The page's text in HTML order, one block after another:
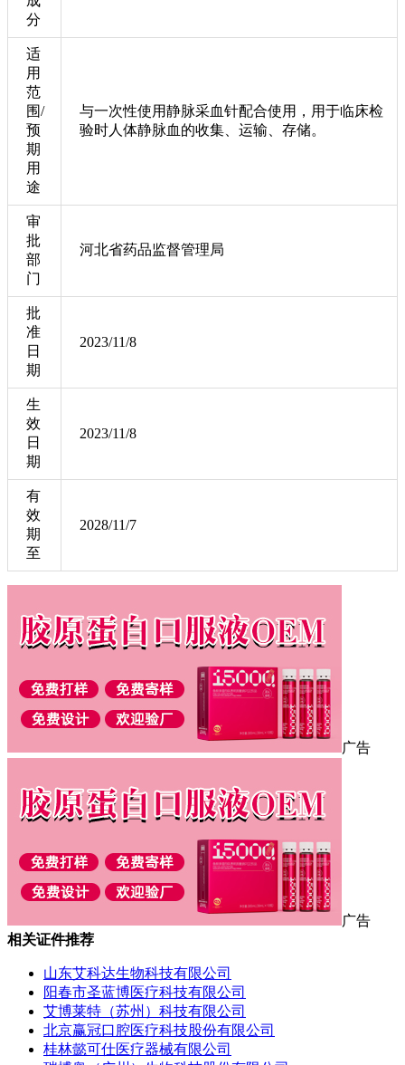
分
适
用
范
围/
预
期
用
途
与一次性使用静脉采血针配合使用，用于临床检
验时人体静脉血的收集、运输、存储。
审
批
部
门
河北省药品监督管理局
批
准
日
期
2023/11/8
生
效
日
期
2023/11/8
有
效
期
至
2028/11/7
广告
广告
相关证件推荐
山东艾科达生物科技有限公司
阳春市圣蓝博医疗科技有限公司
艾博莱特（苏州）科技有限公司
北京赢冠口腔医疗科技股份有限公司
桂林懿可仕医疗器械有限公司